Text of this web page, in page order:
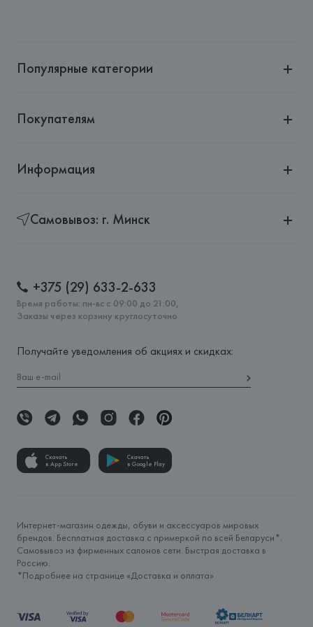
Популярные категории
Покупателям
Информация
Самовывоз: г. Минск
+375 (29) 633-2-633
Время работы: пн-вс с 09:00 до 21:00,
Заказы через корзину круглосуточно
Получайте уведомления об акциях и скидках:
Скачать
в App Store
Скачать
в Google Play
Интернет-магазин одежды, обуви и аксессуаров мировых
брендов. Бесплатная доставка с примеркой по всей Беларуси*.
Самовывоз из фирменных салонов сети. Быстрая доставка в
Россию.
*Подробнее на странице «Доставка и оплата»